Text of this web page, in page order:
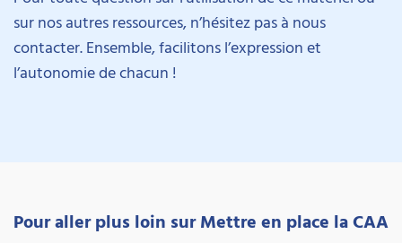
sur nos autres ressources, n’hésitez pas à nous
contacter. Ensemble, facilitons l’expression et
l’autonomie de chacun !
Pour aller plus loin sur Mettre en place la CAA